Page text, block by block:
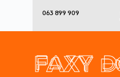
063 899 909